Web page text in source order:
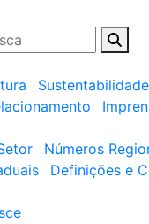
Sustentabilidade
Números
Definições e